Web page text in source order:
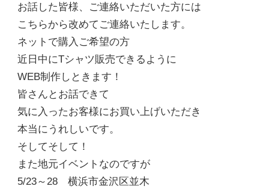
お話した皆様、ご連絡いただいた方には
こちらから改めてご連絡いたします。
ネットで購入ご希望の方
近日中にTシャツ販売できるように
WEB制作しときます！
皆さんとお話できて
気に入ったお客様にお買い上げいただき
本当にうれしいです。
そしてそして！
また地元イベントなのですが
5/23～28 横浜市金沢区並木